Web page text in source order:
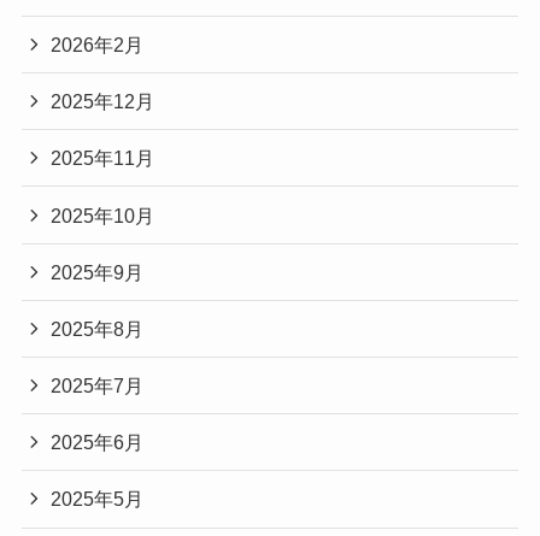
2026年2月
2025年12月
2025年11月
2025年10月
2025年9月
2025年8月
2025年7月
2025年6月
2025年5月